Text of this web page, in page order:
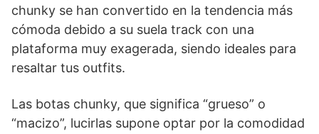
chunky se han convertido en la tendencia más
cómoda debido a su suela track con una
plataforma muy exagerada, siendo ideales para
resaltar tus outfits.
Las botas chunky, que significa “grueso” o
“macizo”, lucirlas supone optar por la comodidad